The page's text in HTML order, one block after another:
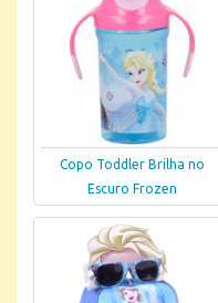
Copo Toddler Brilha no
Escuro Frozen